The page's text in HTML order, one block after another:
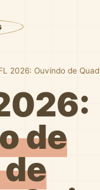
2026: Ouvindo de
de